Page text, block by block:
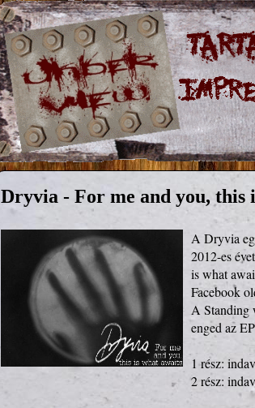
Dryvia - For me and you, this
A Dryvia
2012-es
is what
Facebook
A Standing
enged az
1 rész:
2 rész: